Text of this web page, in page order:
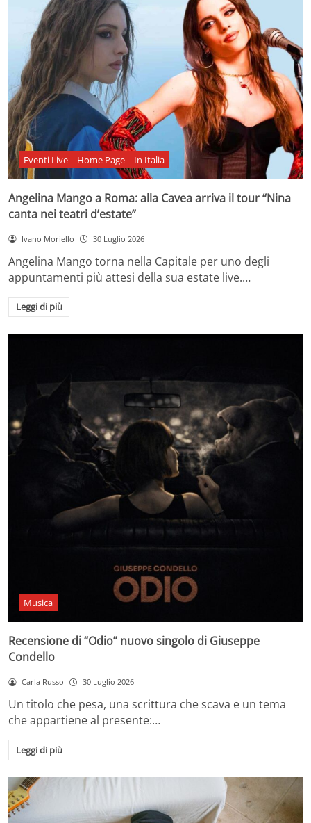
Eventi Live Home Page In Italia
Angelina Mango a Roma: alla Cavea arriva il tour “Nina
canta nei teatri d’estate”
Ivano Moriello 30 Luglio 2026
Angelina Mango torna nella Capitale per uno degli
appuntamenti più attesi della sua estate live.…
Leggi di più
Musica
Recensione di “Odio” nuovo singolo di Giuseppe
Condello
Carla Russo 30 Luglio 2026
Un titolo che pesa, una scrittura che scava e un tema
che appartiene al presente:…
Leggi di più